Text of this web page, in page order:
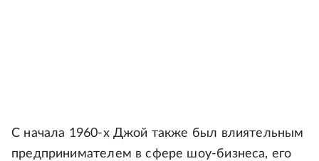
С начала 1960-х Джой также был влиятельным
предпринимателем в сфере шоу-бизнеса, его